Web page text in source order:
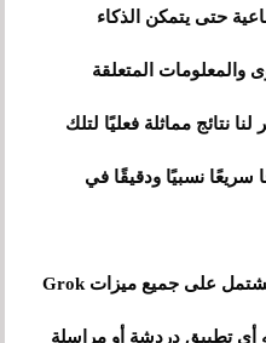
حتى يتمكن الذكاء
المتعلقة
نتائج مماثلة فعليًا لتلك
سريعًا نسبيًا ودقيقًا في
بالطبع، التطبيق مجاني للتنزيل ويشتمل على جميع ميزات Grok
أي تطبيق دردشة أو مراسلة